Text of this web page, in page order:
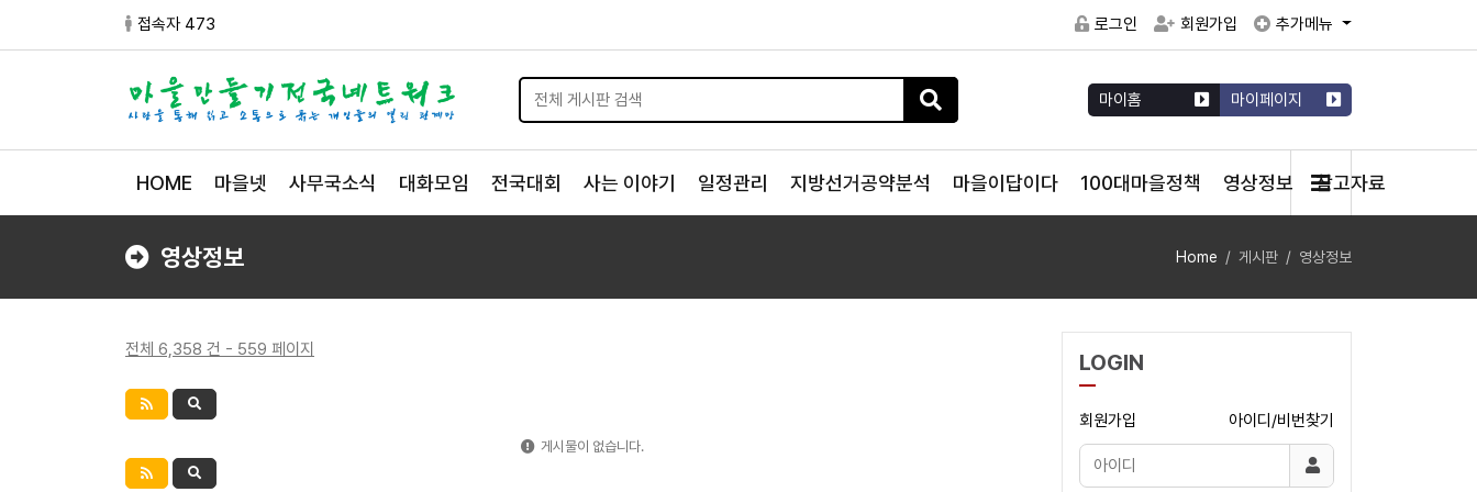
접속자 473 로그인 회원가입 추가메뉴
마이홈 마이페이지
HOME 마을넷 사무국소식 대화모임 전국대회 사는 이야기 일정관리 지방선거공약분석 마을이답이다 100대마을정책 영상정보 참고자료
영상정보 Home 게시판 영상정보
전체 6,358 건 - 559 페이지
게시물이 없습니다.
LOGIN
회원가입 아이디/비번찾기